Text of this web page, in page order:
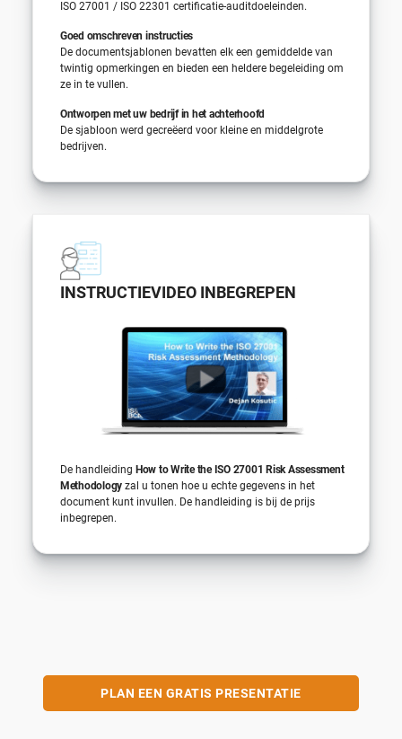
ISO 27001 / ISO 22301 certificatie-auditdoeleinden.
Goed omschreven instructies
De documentsjablonen bevatten elk een gemiddelde van
twintig opmerkingen en bieden een heldere begeleiding om
ze in te vullen.
Ontworpen met uw bedrijf in het achterhoofd
De sjabloon werd gecreëerd voor kleine en middelgrote
bedrijven.
INSTRUCTIEVIDEO INBEGREPEN
De handleiding How to Write the ISO 27001 Risk Assessment
Methodology zal u tonen hoe u echte gegevens in het
document kunt invullen. De handleiding is bij de prijs
inbegrepen.
PLAN EEN GRATIS PRESENTATIE